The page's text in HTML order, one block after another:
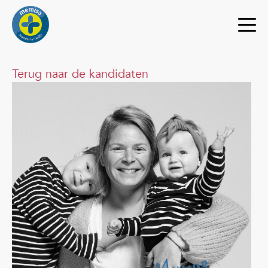
Terug naar de kandidaten